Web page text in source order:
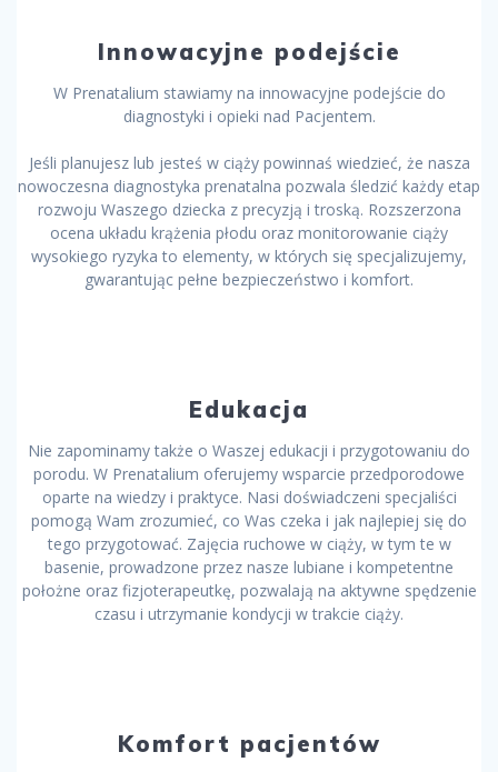
Innowacyjne podejście
W Prenatalium stawiamy na innowacyjne podejście do
diagnostyki i opieki nad Pacjentem.
Jeśli planujesz lub jesteś w ciąży powinnaś wiedzieć, że nasza
nowoczesna diagnostyka prenatalna pozwala śledzić każdy etap
rozwoju Waszego dziecka z precyzją i troską. Rozszerzona
ocena układu krążenia płodu oraz monitorowanie ciąży
wysokiego ryzyka to elementy, w których się specjalizujemy,
gwarantując pełne bezpieczeństwo i komfort.
Edukacja
Nie zapominamy także o Waszej edukacji i przygotowaniu do
porodu. W Prenatalium oferujemy wsparcie przedporodowe
oparte na wiedzy i praktyce. Nasi doświadczeni specjaliści
pomogą Wam zrozumieć, co Was czeka i jak najlepiej się do
tego przygotować. Zajęcia ruchowe w ciąży, w tym te w
basenie, prowadzone przez nasze lubiane i kompetentne
położne oraz fizjoterapeutkę, pozwalają na aktywne spędzenie
czasu i utrzymanie kondycji w trakcie ciąży.
Komfort pacjentów